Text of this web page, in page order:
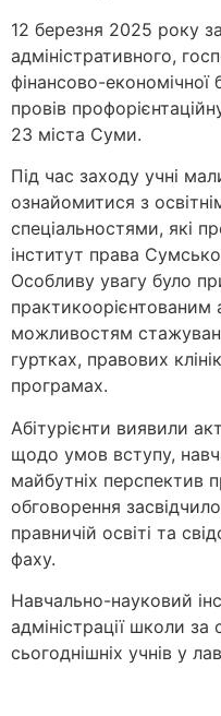
12 березня 2025 року
адміністративного,
фінансово-економічної
провів
23 міста Суми.
Під час заходу учні
ознайомитися з
спеціальностями, які
інститут права
Особливу увагу було
практикоорієнтованим
можливостям
гуртках, правових
програмах.
Абітурієнти виявили
щодо умов вступу,
майбутніх перспектив
обговорення
правничій освіті та
фаху.
Навчально-науковий
адміністрації школи
сьогоднішніх учнів у